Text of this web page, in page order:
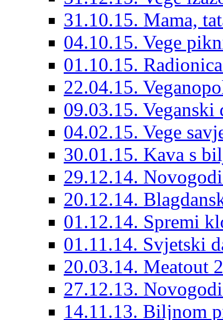
31.10.15. Mama,
04.10.15. Vege
01.10.15.
22.04.15.
09.03.15. Veganski
04.02.15. Vege
30.01.15. Kava s
29.12.14.
20.12.14.
01.12.14. Spremi
01.11.14. Svjetski
20.03.14. Meatout
27.12.13.
14.11.13. Biljnom